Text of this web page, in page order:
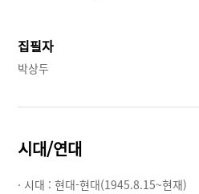
집필자
박상두
시대/연대
· 시대 :현대-현대(1945.8.15~현재)